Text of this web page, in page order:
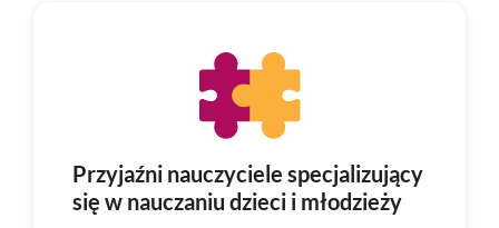
Przyjaźni nauczyciele specjalizujący
się w nauczaniu dzieci i młodzieży